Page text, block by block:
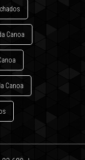
Canoa
Canoa